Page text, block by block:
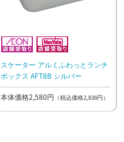
スケーター アルミふわっとランチ
ボックス AFT8B シルバー
本体価格2,580円 （税込価格2,838円）